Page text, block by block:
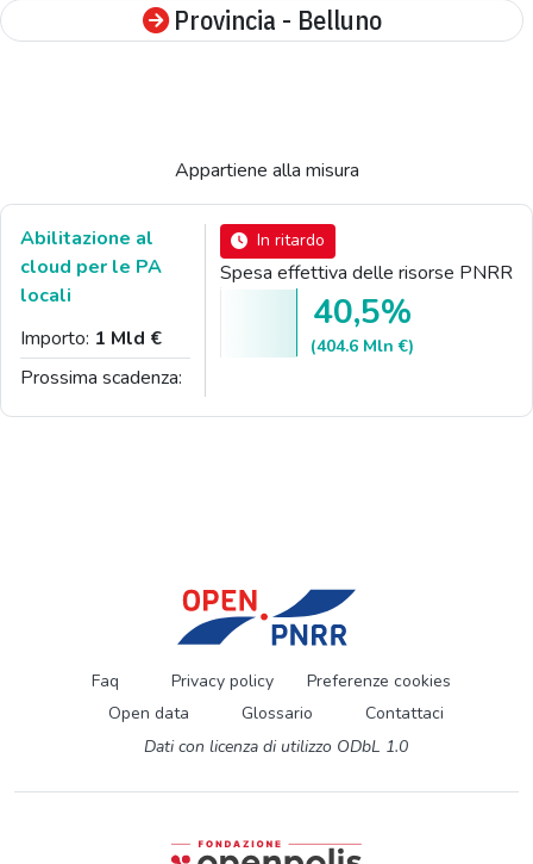
Provincia - Belluno
Appartiene alla misura
Abilitazione al
cloud per le PA
locali
Importo: 1 Mld €
Prossima scadenza:
In ritardo
Spesa effettiva delle risorse PNRR
40,5%
(404.6 Mln €)
Faq Privacy policy
Preferenze cookies
Open data
Glossario
Contattaci
Dati con licenza di utilizzo ODbL 1.0